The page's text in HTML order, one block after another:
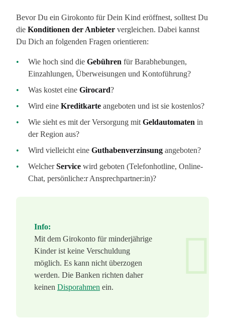
Bevor Du ein Girokonto für Dein Kind eröffnest, solltest Du
die Konditionen der Anbieter vergleichen. Dabei kannst
Du Dich an folgenden Fragen orientieren:
Wie hoch sind die Gebühren für Barabhebungen,
Einzahlungen, Überweisungen und Kontoführung?
Was kostet eine Girocard?
Wird eine Kreditkarte angeboten und ist sie kostenlos?
Wie sieht es mit der Versorgung mit Geldautomaten in
der Region aus?
Wird vielleicht eine Guthabenverzinsung angeboten?
WelcherService wird geboten (Telefonhotline, Online-
Chat, persönliche:r Ansprechpartner:in)?
Info:
Mit dem Girokonto für minderjährige
Kinder ist keine Verschuldung
möglich. Es kann nicht überzogen
werden. Die Banken richten daher
keinen Disporahmen ein.